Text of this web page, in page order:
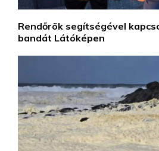
Rendőrök segítségével
bandát Látóképen